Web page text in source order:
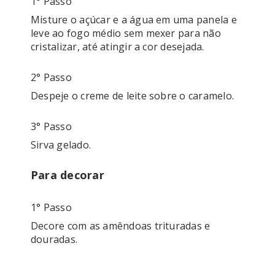
Misture o açúcar e a água em uma panela e
leve ao fogo médio sem mexer para não
2° Passo
3° Passo
Para decorar
1° Passo
Decore com as amêndoas trituradas e
douradas.